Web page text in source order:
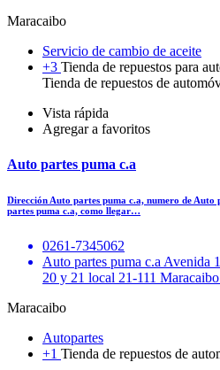
Maracaibo
Servicio de cambio de aceite
+3 Tienda de repuestos para
Tienda de repuestos de
Vista rápida
Agregar a favoritos
Auto partes puma c.a
Dirección Auto partes puma c.a, numero de Auto
partes puma c.a, como llegar…
0261-7345062
Auto partes puma c.a Avenida
20 y 21 local 21-111
Maracaibo
Autopartes
+1 Tienda de repuestos de